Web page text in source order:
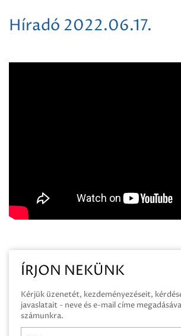
Híradó 2022.06.17.
ÍRJON NEKÜNK
Kérjük üzenetét, kezdeményezéseit,
javaslatait - neve és e-mail címe
számunkra.